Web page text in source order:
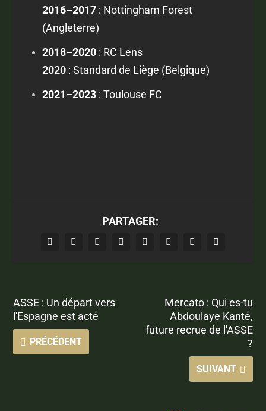
2016–2017: Nottingham Forest
(Angleterre)
2018–2020: RC Lens
2020: Standard de Liège (Belgique)
2021–2023: Toulouse FC
PARTAGER:
ASSE : Un départ vers
l'Espagne est acté
PRÉCÉDENT
Mercato : Qui es-tu
Abdoulaye Kanté,
future recrue de l'ASSE
?
SUIVANT